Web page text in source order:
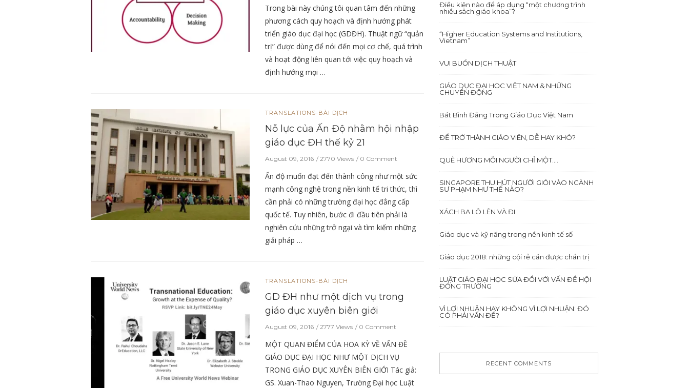
Trong bài này chúng tôi quan tâm đến những
phương cách quy hoạch và định hướng phát
triển giáo dục đại học (GDĐH). Thuật ngữ “quản
trị” được dùng để nói đến mọi cơ chế, quá trình
và hoạt động liên quan tới việc quy hoạch và
định hướng mọi …
TRANSLATIONS-BÀI DỊCH
Nỗ lực của Ấn Độ nhằm hội nhập
giáo dục ĐH thế kỷ 21
August 09, 2016 2770 Views 0 Comment
Ấn độ muốn đạt đến thành công như một sức
mạnh công nghệ trong nền kinh tế tri thức, thì
cần phải có những trường đại học đẳng cấp
quốc tế. Tuy nhiên, bước đi đầu tiên phải là
nghiên cứu những trở ngại và tìm kiếm những
giải pháp …
TRANSLATIONS-BÀI DỊCH
GD ĐH như một dịch vụ trong
giáo dục xuyên biên giới
August 09, 2016 2777 Views 0 Comment
MỘT QUAN ĐIỂM CỦA HOA KỲ VỀ VẤN ĐỀ
GIÁO DỤC ĐẠI HỌC NHƯ MỘT DỊCH VỤ
TRONG GIÁO DỤC XUYÊN BIÊN GIỚI Tác giả:
GS. Xuan-Thao Nguyen, Trường Đại học Luật
Điều kiện nào để áp dụng “một chương trình
nhiều sách giáo khoa”?
“Higher Education Systems and Institutions,
Vietnam”
VUI BUỒN DỊCH THUẬT
GIÁO DỤC ĐẠI HỌC VIỆT NAM & NHỮNG
CHUYỂN ĐỘNG
Bất Bình Đẳng Trong Giáo Dục Việt Nam
ĐỂ TRỞ THÀNH GIÁO VIÊN, DỄ HAY KHÓ?
QUÊ HƯƠNG MỖI NGƯỜI CHỈ MỘT….
SINGAPORE THU HÚT NGƯỜI GIỎI VÀO NGÀNH
SƯ PHẠM NHƯ THẾ NÀO?
XÁCH BA LÔ LÊN VÀ ĐI
Giáo dục và kỹ năng trong nền kinh tế số
Giáo dục 2018: những cội rễ cần được chẩn trị
LUẬT GIÁO ĐẠI HỌC SỬA ĐỔI VỚI VẤN ĐỀ HỘI
ĐỒNG TRƯỜNG
VÌ LỢI NHUẬN HAY KHÔNG VÌ LỢI NHUẬN: ĐÓ
CÓ PHẢI VẤN ĐỀ?
RECENT COMMENTS